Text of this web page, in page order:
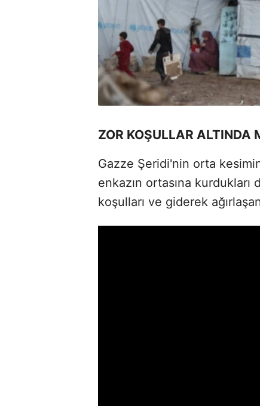
ZOR KOŞULLAR ALTINDA
Gazze Şeridi'nin orta
enkazın ortasına
koşulları ve giderek